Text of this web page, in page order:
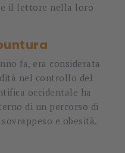
il lettore nella loro
fa, era considerata
nel controllo del
occidentale ha
di un percorso di
e obesità.